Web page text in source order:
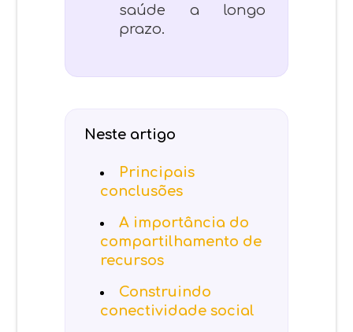
saúde a longo
prazo.
Neste artigo
Principais
conclusões
A importância do
compartilhamento de
recursos
Construindo
conectividade social